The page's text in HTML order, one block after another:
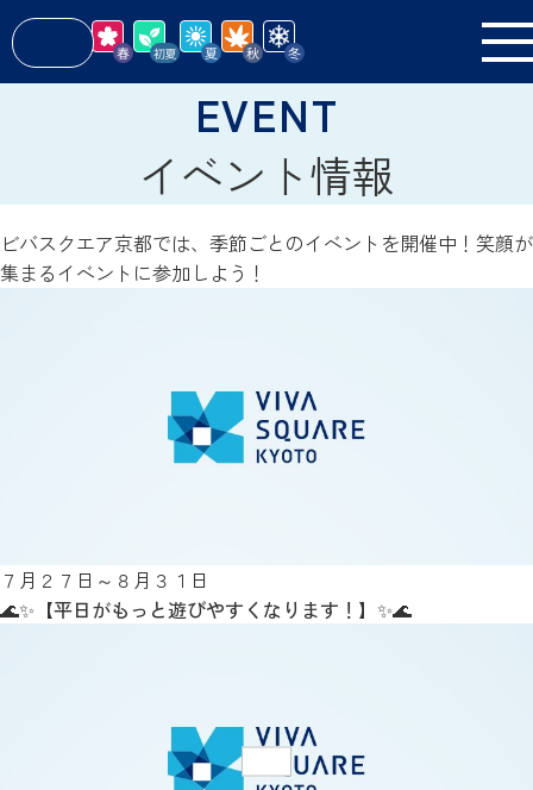
イベント情報
ビバスクエア京都では、季節ごとのイベントを開催中！笑顔が
集まるイベントに参加しよう！
７月２７日～８月３１日
🌊✨【平日がもっと遊びやすくなります！】✨🌊